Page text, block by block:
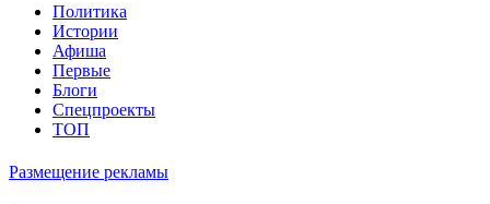
Политика
Истории
Афиша
Первые
Блоги
Спецпроекты
ТОП
Размещение рекламы